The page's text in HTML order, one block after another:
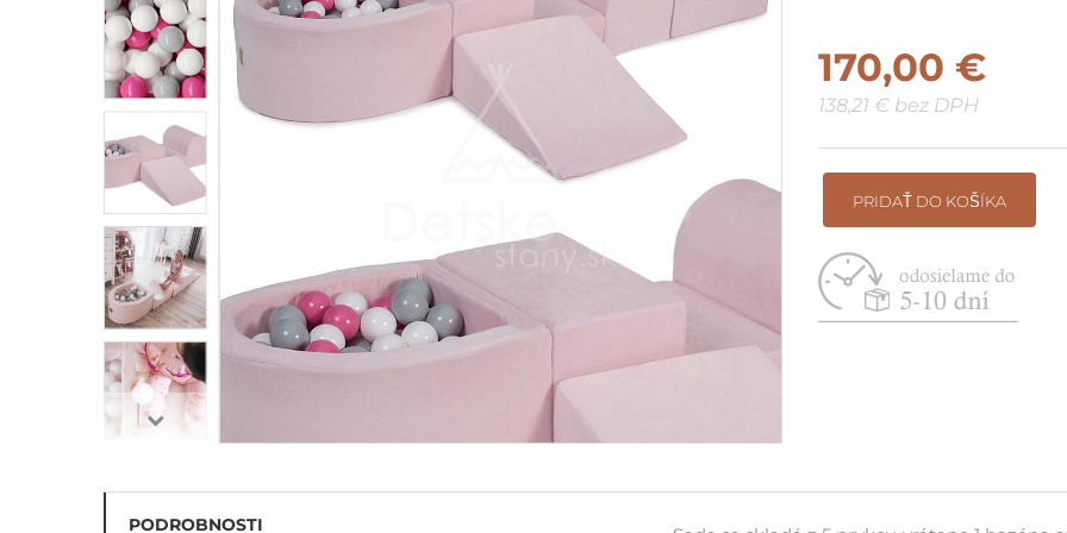
Penové hracie bloky na
cvičenie
Balančný chodník - hrubá
motorika
Suché bazéniky do rohu / pri
stenu
Vyskladaj si vlastnú zostavu
170,00 €
138,21 € bez DPH
PRIDAŤ DO KOŠÍKA
PODROBNOSTI